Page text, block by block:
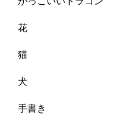
花
猫
犬
手書き